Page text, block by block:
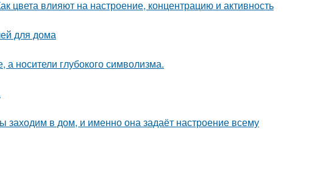
цвета влияют на настроение, концентрацию и активность
для дома
а носители глубокого символизма.
заходим в дом, и именно она задаёт настроение всему